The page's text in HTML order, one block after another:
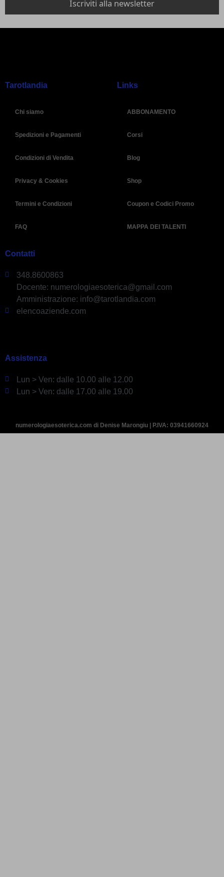
Tarotlandia
Chi siamo
Spedizioni e Pagamenti
Condizioni di Vendita
Privacy & Cookies
Termini e Condizioni
FAQ
Links
ABBONAMENTO
Corsi
Blog
Shop
Coupon e Codici Promo
MAPPA DEI TALENTI
Contatti
348.8600863
Docente: numerologiaesoterica@gmail.com
Amministrazione: info@tarotlandia.com
elencoaziende.com
Assistenza
Lun > Ven: dalle 10.00 alle 12.00
Lun > Ven: dalle 17.00 alle 19.00
numerologiaesoterica.com di Denise Marongiu | P.IVA: 03941660924